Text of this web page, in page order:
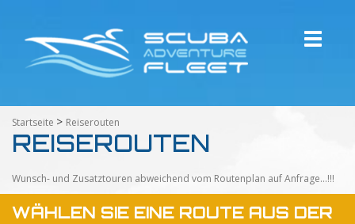
Toggle
Startseite > Reiserouten
REISEROUTEN
Wunsch- und Zusatztouren abweichend vom Routenplan auf Anfrage...!!!
WÄHLEN SIE EINE ROUTE AUS DER